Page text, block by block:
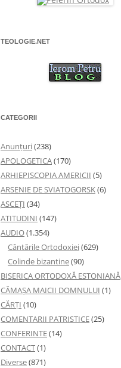
TEOLOGIE.NET
CATEGORII
Anunţuri(238)
APOLOGETICA(170)
ARHIEPISCOPIA AMERICII (5)
ARSENIE DE SVIATOGORSK(6)
ASCEȚI (34)
ATITUDINI (147)
AUDIO(1.354)
Cântările Ortodoxiei(629)
Colinde bizantine(90)
BISERICA ORTODOXĂ ESTONIANĂ
CĂMAȘA MAICII DOMNULUI (1)
CĂRȚI (10)
COMENTARII PATRISTICE(25)
CONFERINTE(14)
CONTACT(1)
Diverse(871)